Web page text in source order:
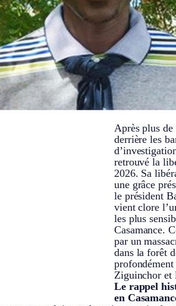
Après plus de
derrière les
retrouvé la
2026. Sa
une grâce
le président
vient clore
les plus
Casamance.
par un
dans la forêt
Ziguinchor et
Le rappel
en